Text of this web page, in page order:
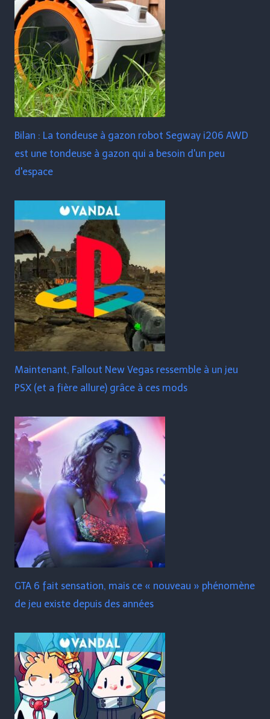
Bilan : La tondeuse à gazon robot Segway i206 AWD
est une tondeuse à gazon qui a besoin d'un peu
d'espace
Maintenant, Fallout New Vegas ressemble à un jeu
PSX (et a fière allure) grâce à ces mods
GTA 6 fait sensation, mais ce « nouveau » phénomène
de jeu existe depuis des années